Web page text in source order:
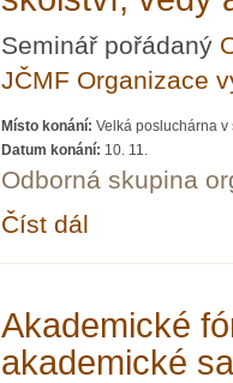
Seminář pořádaný
JČMF Organizace
Místo konání: Velká posluchárna v
Datum konání: 10. 11.
Odborná skupina
Číst dál
Akademické
akademické